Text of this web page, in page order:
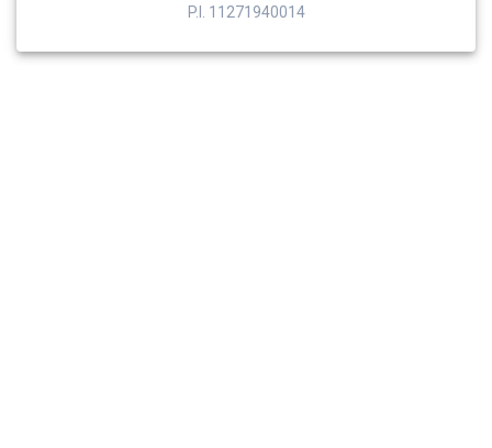
P.I. 11271940014